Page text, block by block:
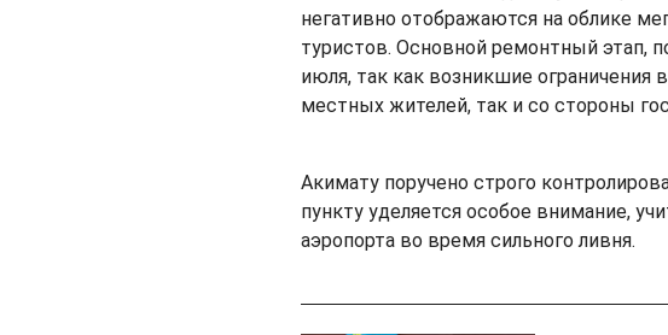
негативно отображаются на облике
туристов. Основной ремонтный этап,
июля, так как возникшие
местных жителей, так и со стороны
Акимату поручено строго
пункту уделяется особое внимание,
аэропорта во время сильного ливня.